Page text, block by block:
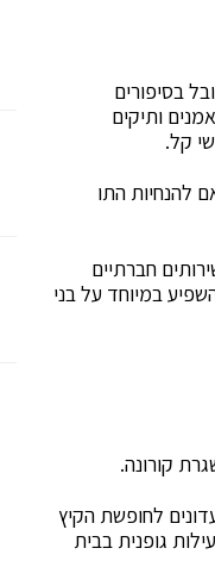
בסיפורים
ותיקים
קל.
להנחיות התו
חברתיים
במיוחד על בני
קורונה.
לחופשת הקיץ
גופנית בבית